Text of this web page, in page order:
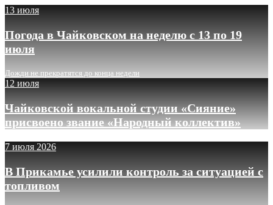
13 июля
Погода в Чайковском на неделю с 13 по 19
июля
Дожди не прекратятся до конца недели
12 июля
Чайковской вокальной студии «Сияние»
присвоено звание «Народный коллектив»
7 июля 2026
В Прикамье усилили контроль за ситуацией с
топливом